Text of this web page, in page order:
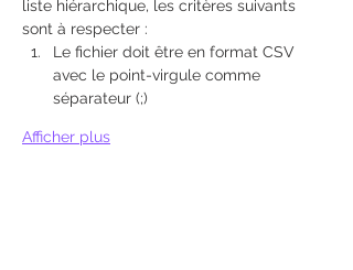
liste hiérarchique, les critères suivants
sont à respecter :
Le fichier doit être en format CSV
avec le point-virgule comme
séparateur (;)
Afficher plus